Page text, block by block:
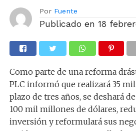
Por Fuente
Publicado en 18
Como parte de una reforma
PLC informó que realizará 35
plazo de tres años, se deshará
100 mil millones de dólares,
inversión y reformulará sus